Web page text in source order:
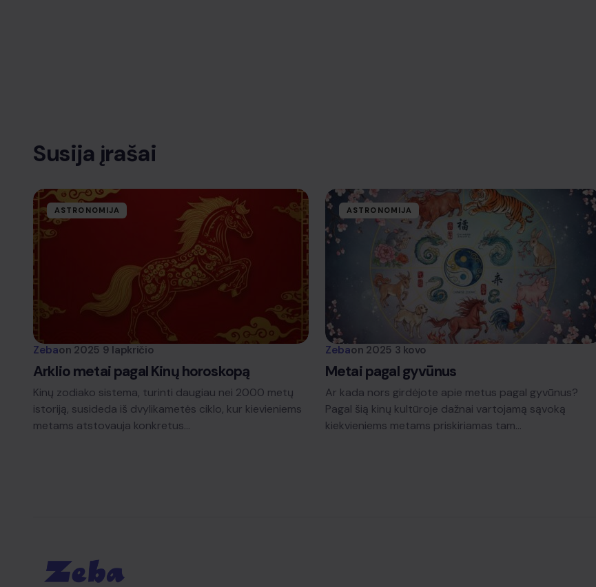
Susija įrašai
ASTRONOMIJA
Zebaon 2025 9 lapkričio
Arklio metai pagal Kinų horoskopą
Kinų zodiako sistema, turinti daugiau nei 2000 metų
istoriją, susideda iš dvylikametės ciklo, kur kievieniems
metams atstovauja konkretus…
ASTRONOMIJA
Zebaon 2025 3 kovo
Metai pagal gyvūnus
Ar kada nors girdėjote apie metus pagal gyvūnus?
Pagal šią kinų kultūroje dažnai vartojamą sąvoką
kiekvieniems metams priskiriamas tam…